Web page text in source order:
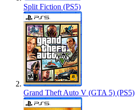
Split Fiction (PS5)
Grand Theft Auto V (GTA 5) (PS5)